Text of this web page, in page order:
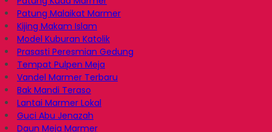
Patung Malaikat Marmer
Kijing Makam Islam
Model Kuburan Katolik
Prasasti Peresmian Gedung
Tempat Pulpen Meja
Vandel Marmer Terbaru
Bak Mandi Teraso
Lantai Marmer Lokal
Guci Abu Jenazah
Daun Meja Marmer